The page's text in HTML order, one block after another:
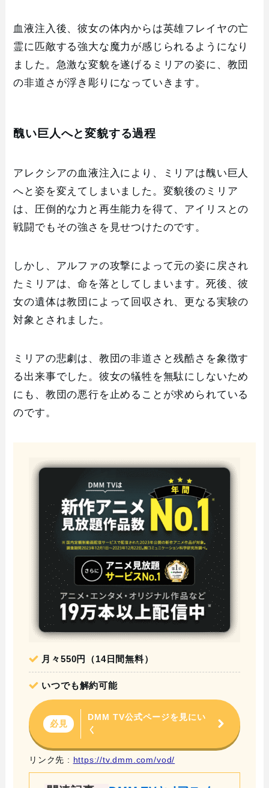
血液注入後、彼女の体内からは英雄フレイヤの亡
霊に匹敵する強大な魔力が感じられるようになり
ました。急激な変貌を遂げるミリアの姿に、教団
の非道さが浮き彫りになっていきます。
醜い巨人へと変貌する過程
アレクシアの血液注入により、ミリアは醜い巨人
へと姿を変えてしまいました。変貌後のミリア
は、圧倒的な力と再生能力を得て、アイリスとの
戦闘でもその強さを見せつけたのです。
しかし、アルファの攻撃によって元の姿に戻され
たミリアは、命を落としてしまいます。死後、彼
女の遺体は教団によって回収され、更なる実験の
対象とされました。
ミリアの悲劇は、教団の非道さと残酷さを象徴す
る出来事でした。彼女の犠牲を無駄にしないため
にも、教団の悪行を止めることが求められている
のです。
月々550円（14日間無料）
いつでも解約可能
必見
DMM TV公式ページを見にい
く
リンク先 : https://tv.dmm.com/vod/